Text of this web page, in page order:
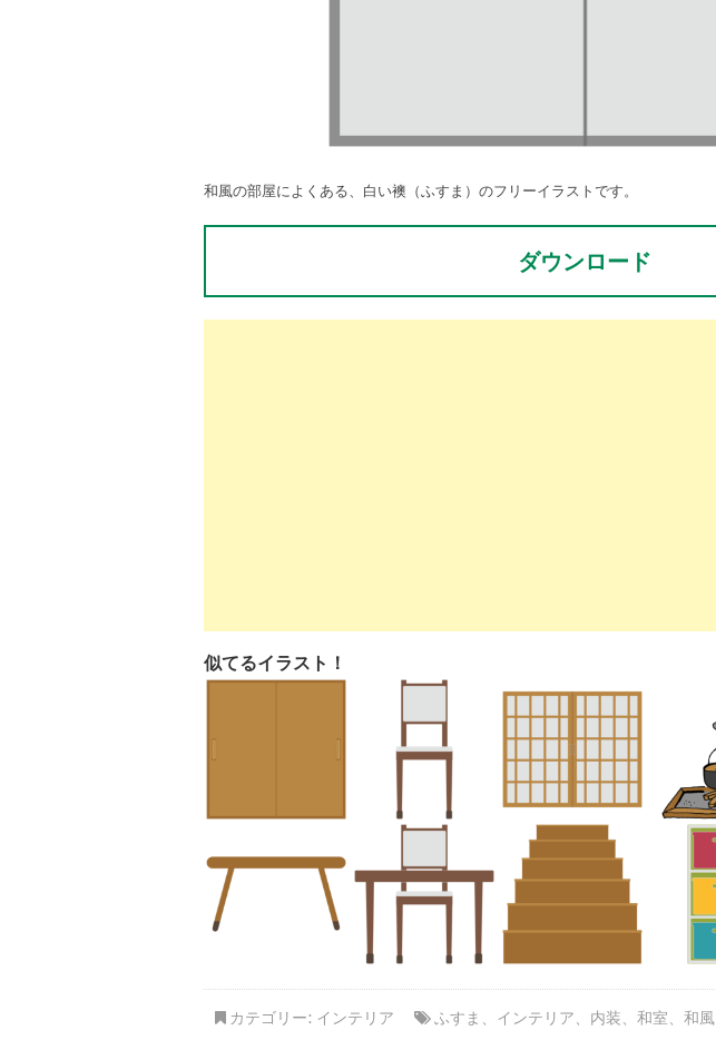
和風の部屋によくある、白い襖（ふすま）のフリーイラストです。
ダウンロード
似てるイラスト！
カテゴリー: インテリア ふすま 、 インテリア、 内装、 和室、 和風